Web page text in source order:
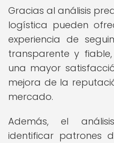
Gracias al análisis
logística pueden
experiencia de
transparente y
una mayor
mejora de la
mercado.
Además, el
identificar patrones